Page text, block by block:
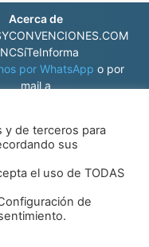
Acerca de
por WhatsAppo por
mail a
y de terceros para
sus
el uso de TODAS
de